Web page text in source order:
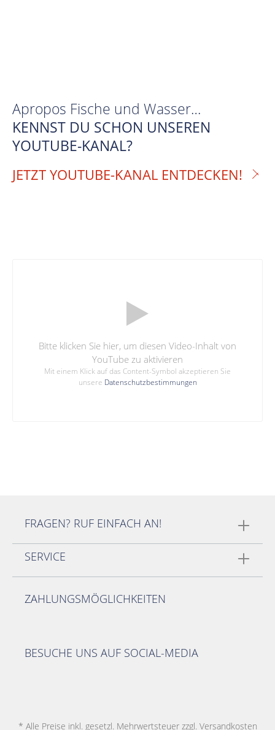
Apropos Fische und Wasser…
KENNST DU SCHON UNSEREN
YOUTUBE-KANAL?
JETZT YOUTUBE-KANAL ENTDECKEN!
Bitte klicken Sie hier, um diesen Video-Inhalt von
YouTube zu aktivieren
Mit einem Klick auf das Content-Symbol akzeptieren Sie
unsere Datenschutzbestimmungen
FRAGEN? RUF EINFACH AN!
SERVICE
ZAHLUNGSMÖGLICHKEITEN
BESUCHE UNS AUF SOCIAL-MEDIA
* Alle Preise inkl. gesetzl. Mehrwertsteuer zzgl. Versandkosten